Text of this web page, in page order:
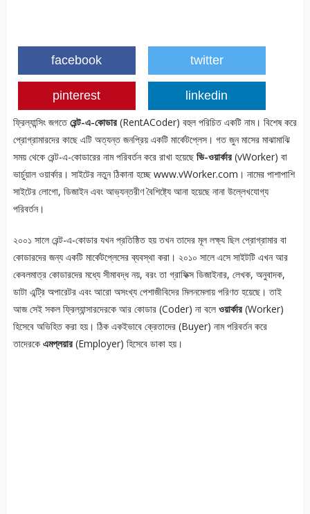
facebook twitter
pinterest linkedin
ফ্রিল্যান্সিং জগতেরেন্ট-এ-কোডার(RentACoder) বহুল পরিচিত একটি নাম। বিশেষ করে
প্রোগ্রামারদের কাছে এটি অত্যন্ত জনপ্রিয় একটি মার্কেটপ্লেস। গত জুন মাসের মাঝামাঝি
সময় থেকে রেন্ট-এ-কোডারের নাম পরিবর্তন করে রাখা হয়েছে ভি-ওয়ার্কার(vWorker) বা
ভার্চুয়াল ওয়ার্কার। সাইটের নতুন ঠিকানা হচ্ছে www.vWorker.com। নামের পাশাপাশি
সাইটের লোগো, ডিজাইন এবং আভ্যন্তরীণ বৈশিষ্ট্যে আনা হয়েছে নানা উল্লেখযোগ্য
পরিবর্তন।
২০০১ সালে রেন্ট-এ-কোডার যখন প্রতিষ্ঠিত হয় তখন তাদের মূল লক্ষ্য ছিল প্রোগ্রামার বা
কোডারদের জন্য একটি মার্কেটপ্লেসের ব্যবস্থা করা। ২০১০ সালে এসে সাইটটি এখন আর
কেবলমাত্র কোডারদের মধ্যে সীমাবদ্ধ নয়, বরং তা গ্রাফিক্স ডিজাইনার, লেখক, অনুবাদক,
ডাটা এন্ট্রি অপারেটর এবং আরো অসংখ্য পেশাজীবিদের মিলনমেলায় পরিণত হয়েছে। তাই
আজ সেই সকল ফ্রিল্যান্সারদেরকে আর কোডার (Coder) না বলে ওয়ার্কার (Worker)
হিসেবে অভিহিত করা হয়। ঠিক একইভাবে ক্রেতাদের (Buyer) নাম পরিবর্তন করে
তাদেরকে এমপ্লয়ার (Employer) হিসেবে ডাকা হয়।